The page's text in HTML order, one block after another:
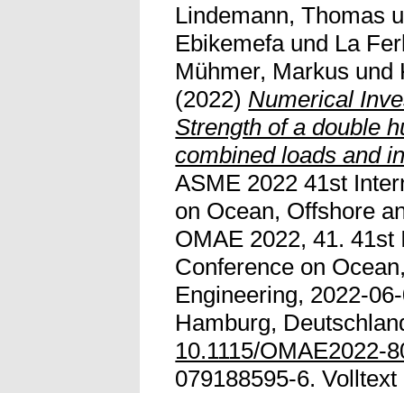
Lindemann, Thomas
Ebikemefaund La
Mühmer, Markus und
(2022) Numerical
Strength of a double
combined loads and
ASME 2022 41st
on Ocean, Offshore
OMAE 2022, 41. 41st
Conference on
Engineering, 2022-
Hamburg,
10.1115/OMAE2022-
079188595-6.